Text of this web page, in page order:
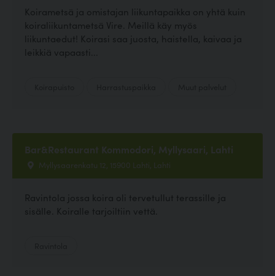
Koirametsä ja omistajan liikuntapaikka on yhtä kuin
koiraliikuntametsä Vire. Meillä käy myös
liikuntaedut! Koirasi saa juosta, haistella, kaivaa ja
leikkiä vapaasti...
Bar&Restaurant Kommodori, Myllysaari, Lahti
Myllysaarenkatu 12, 15900 Lahti, Lahti
Ravintola jossa koira oli tervetullut terassille ja
sisälle. Koiralle tarjoiltiin vettä.